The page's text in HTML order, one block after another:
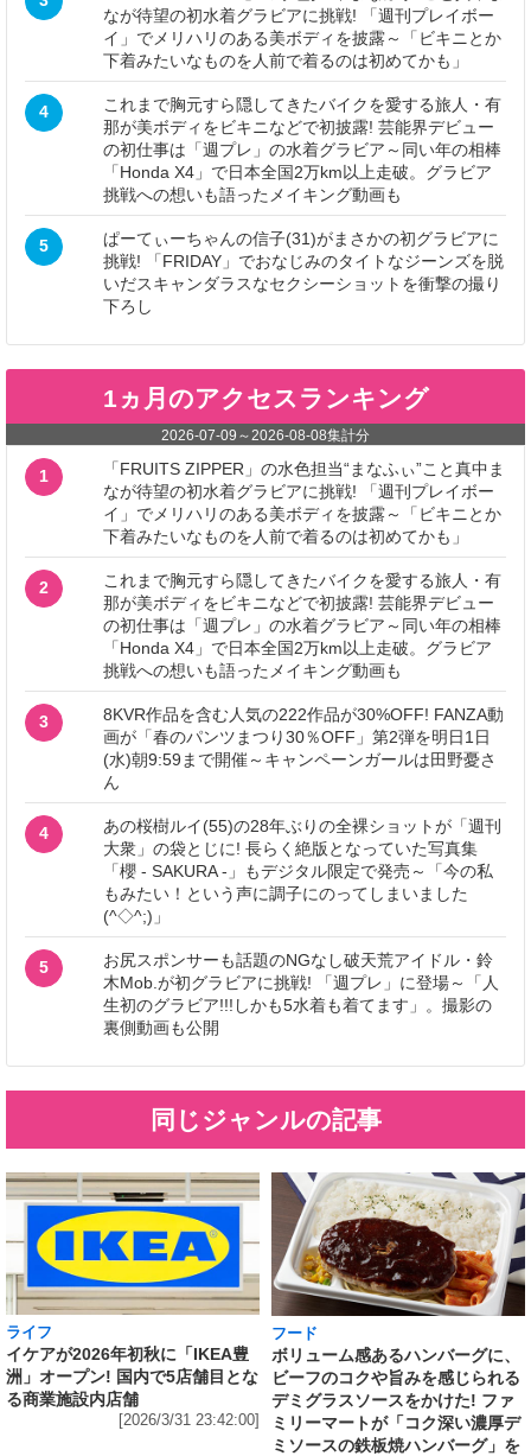
なが待望の初水着グラビアに挑戦! 「週刊プレイボー
イ」でメリハリのある美ボディを披露～「ビキニとか
下着みたいなものを人前で着るのは初めてかも」
4
これまで胸元すら隠してきたバイクを愛する旅人・有
那が美ボディをビキニなどで初披露! 芸能界デビュー
の初仕事は「週プレ」の水着グラビア～同い年の相棒
「Honda X4」で日本全国2万km以上走破。グラビア
挑戦への想いも語ったメイキング動画も
5
ぱーてぃーちゃんの信子(31)がまさかの初グラビアに
挑戦! 「FRIDAY」でおなじみのタイトなジーンズを脱
いだスキャンダラスなセクシーショットを衝撃の撮り
下ろし
1ヵ月のアクセスランキング
2026-07-09 ～2026-08-08集計分
1
「FRUITS ZIPPER」の水色担当“まなふぃ”こと真中ま
なが待望の初水着グラビアに挑戦! 「週刊プレイボー
イ」でメリハリのある美ボディを披露～「ビキニとか
下着みたいなものを人前で着るのは初めてかも」
2
これまで胸元すら隠してきたバイクを愛する旅人・有
那が美ボディをビキニなどで初披露! 芸能界デビュー
の初仕事は「週プレ」の水着グラビア～同い年の相棒
「Honda X4」で日本全国2万km以上走破。グラビア
挑戦への想いも語ったメイキング動画も
3
8KVR作品を含む人気の222作品が30%OFF! FANZA動
画が「春のパンツまつり30％OFF」第2弾を明日1日
(水)朝9:59まで開催～キャンペーンガールは田野憂さ
ん
4
あの桜樹ルイ(55)の28年ぶりの全裸ショットが「週刊
大衆」の袋とじに! 長らく絶版となっていた写真集
「櫻 - SAKURA -」もデジタル限定で発売～「今の私
もみたい！という声に調子にのってしまいました
(^◇^;)」
5
お尻スポンサーも話題のNGなし破天荒アイドル・鈴
木Mob.が初グラビアに挑戦! 「週プレ」に登場～「人
生初のグラビア!!!しかも5水着も着てます」。撮影の
裏側動画も公開
同じジャンルの記事
ライフ
イケアが2026年初秋に「IKEA豊
洲」オープン! 国内で5店舗目とな
る商業施設内店舗
[2026/3/31 23:42:00]
フード
ボリューム感あるハンバーグに、
ビーフのコクや旨みを感じられる
デミグラスソースをかけた! ファ
ミリーマートが「コク深い濃厚デ
ミソースの鉄板焼ハンバーグ」を